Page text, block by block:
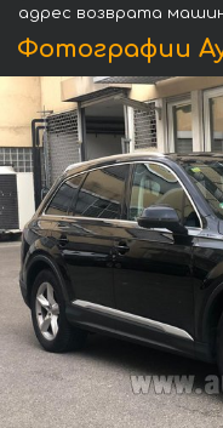
адрес возврата
Фотографии